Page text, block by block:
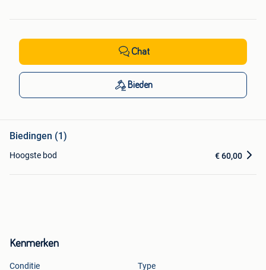
Kenmerken
Conditie Type
Chat
Bieden
Biedingen (1)
Hoogste bod € 60,00